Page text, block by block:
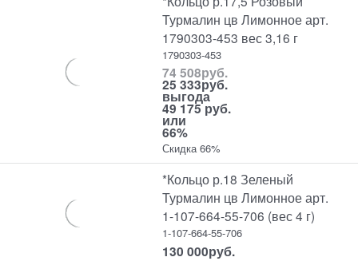
Турмалин цв Лимонное арт.
1790303-453 вес 3,16 г
1790303-453
74 508руб.
25 333руб.
выгода
49 175 руб.
или
66%
Скидка 66%
*Кольцо р.18 Зеленый
Турмалин цв Лимонное арт.
1-107-664-55-706 (вес 4 г)
1-107-664-55-706
130 000руб.